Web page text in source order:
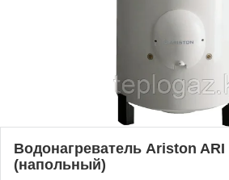
Водонагреватель Ariston ARI
(напольный)